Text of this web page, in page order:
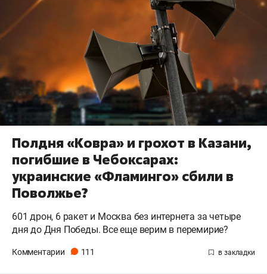
Полдня «Ковра» и грохот в Казани,
погибшие в Чебоксарах:
украинские «Фламинго» сбили в
Поволжье?
601 дрон, 6 ракет и Москва без интернета за четыре
дня до Дня Победы. Все еще верим в перемирие?
Комментарии 111